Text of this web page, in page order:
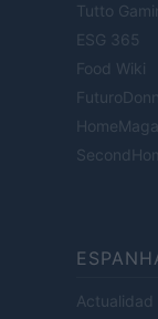
Tutto
ESG 365
Food Wiki
Actualidad